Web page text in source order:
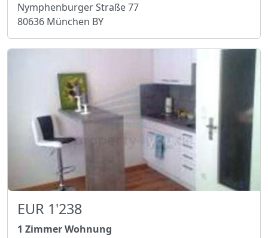
Nymphenburger Straße 77
80636 München BY
EUR 1'238
1 Zimmer Wohnung